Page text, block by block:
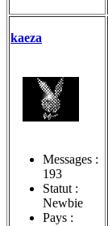
kaeza
Messages :
193
Statut :
Newbie
Pays :